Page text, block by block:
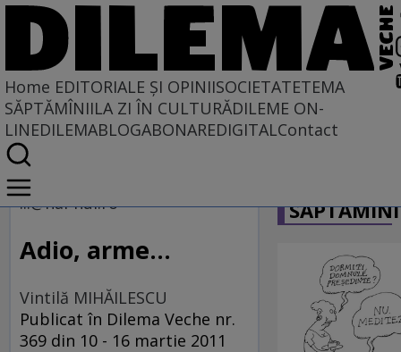
Home EDITORIALE ȘI OPINIISOCIETATETEMA
SĂPTĂMÎNIILA ZI ÎN CULTURĂDILEME ON-
LINEDILEMABLOGABONAREDIGITALContact
Home
EDITORIALE ȘI OPINII
TÎLC SHOW
...@hai-hui.ro
Adio, arme...
Vintilă MIHĂILESCU
Publicat în Dilema Veche nr.
369 din 10 - 16 martie 2011